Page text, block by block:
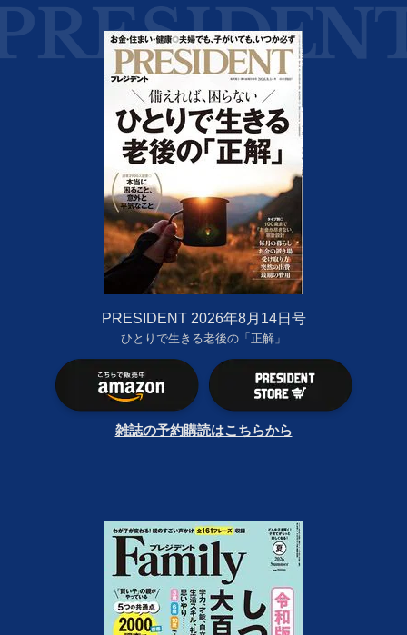
PRESIDENT 2026年8月14日号
ひとりで生きる老後の「正解」
雑誌の予約購読はこちらから